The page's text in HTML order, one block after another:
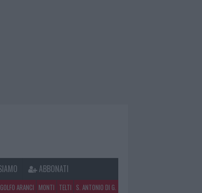
ABBONATI
GOLFO ARANCI MONTI TELTI S. ANTONIO DI G.